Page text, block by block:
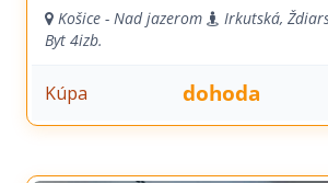
Košice - Nad jazerom
Irkutská,
Byt 4izb.
Kúpa dohoda